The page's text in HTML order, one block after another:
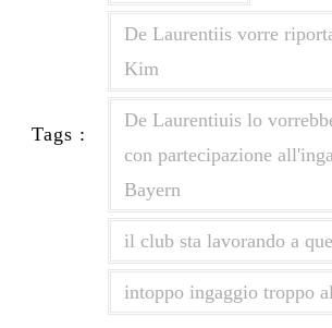
Tags :
De Laurentiis vorre
Kim
De Laurentiuis lo
con partecipazione
Bayern
il club sta lavorando a
intoppo ingaggio troppo